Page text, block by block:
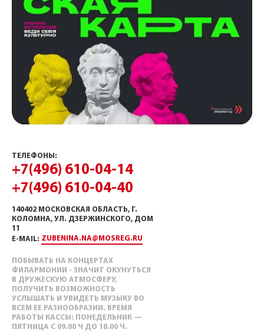
ТЕЛЕФОНЫ:
+7(496) 610-04-14
+7(496) 610-04-40
140402 МОСКОВСКАЯ ОБЛАСТЬ, Г.
КОЛОМНА, УЛ. ДЗЕРЖИНСКОГО, ДОМ
11
E-MAIL: ZUBENINA.NA@MOSREG.RU
ПОБЫВАТЬ НА КОНЦЕРТАХ
ФИЛАРМОНИИ - ЗНАЧИТ ОКУНУТЬСЯ
В ДРУЖЕСКУЮ АТМОСФЕРУ,
ПОЛУЧИТЬ ВОЗМОЖНОСТЬ
УСЛЫШАТЬ И УВИДЕТЬ МУЗЫКУ ВО
ВСЕМ ЕЕ РАЗНООБРАЗИИ. ВРЕМЯ
РАБОТЫ КАССЫ: ПОНЕДЕЛЬНИК —
ПЯТНИЦА С 09.00 Ч ДО 18.00 Ч.